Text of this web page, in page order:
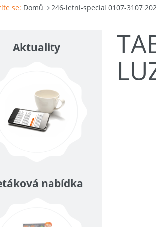
se: Domů 246-letni-special 0107-3107
Aktuality
nabídka